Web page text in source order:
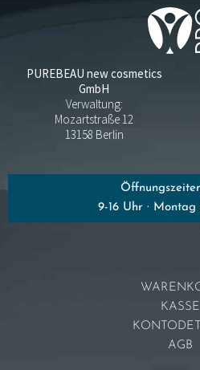
PUREBEAU new cosmetics
GmbH
Verwaltung:
Mozartstraße 12
13158 Berlin
9-16 Uhr ·
KASSE
AGB